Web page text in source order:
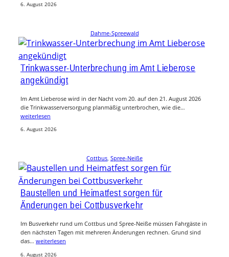
6. August 2026
Dahme-Spreewald
Trinkwasser-Unterbrechung im Amt Lieberose
angekündigt
Im Amt Lieberose wird in der Nacht vom 20. auf den 21. August 2026
die Trinkwasserversorgung planmäßig unterbrochen, wie die…
weiterlesen
6. August 2026
Cottbus, Spree-Neiße
Baustellen und Heimatfest sorgen für
Änderungen bei Cottbusverkehr
Im Busverkehr rund um Cottbus und Spree-Neiße müssen Fahrgäste in
den nächsten Tagen mit mehreren Änderungen rechnen. Grund sind
das… weiterlesen
6. August 2026